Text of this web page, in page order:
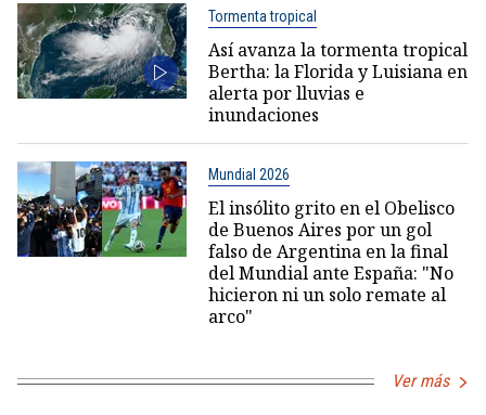
Tormenta tropical
Así avanza la tormenta tropical
Bertha: la Florida y Luisiana en
alerta por lluvias e
inundaciones
Mundial 2026
El insólito grito en el Obelisco
de Buenos Aires por un gol
falso de Argentina en la final
del Mundial ante España: "No
hicieron ni un solo remate al
arco"
Ver más